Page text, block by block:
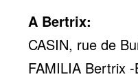
A Bertrix:
CASIN, rue de
FAMILIA Bertrix